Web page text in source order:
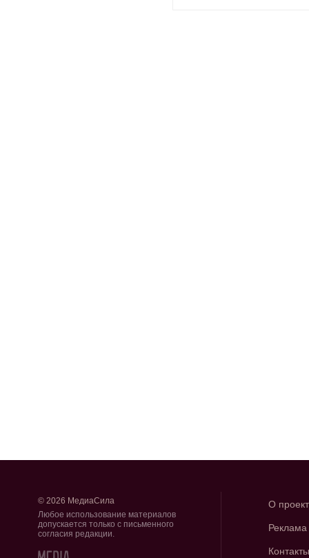
© 2026 МедиаСила
Любое использование материалов
допускается только с письменного
согласия редакции.
О
Реклама
Контакты